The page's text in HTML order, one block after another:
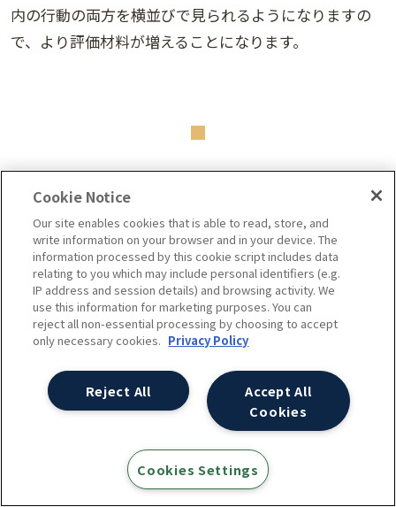
内の行動の両方を横並びで見られるようになりますの
で、より評価材料が増えることになります。
Q. 費用データをインポートし
ておくと何がいいの？
これまでにも書いたように、単に結果数値（セッション
数やコンバージョン数）だけ見るより「それにいくら
る方がより公平に施策を評価し意思決定ができます。
よ、という担当者の方が多いでしょうが、GA4で見る意
味としては「すべての媒体を同じ基準で横並びに表示で
Cookie Notice
Our site enables cookies that is able to read, store, and
write information on your browser and in your device. The
information processed by this cookie script includes data
relating to you which may include personal identifiers (e.g.
IP address and session details) and browsing activity. We
use this information for marketing purposes. You can
reject all non-essential processing by choosing to accept
only necessary cookies. Privacy Policy
Accept All
Cookies
Reject All
Cookies Settings